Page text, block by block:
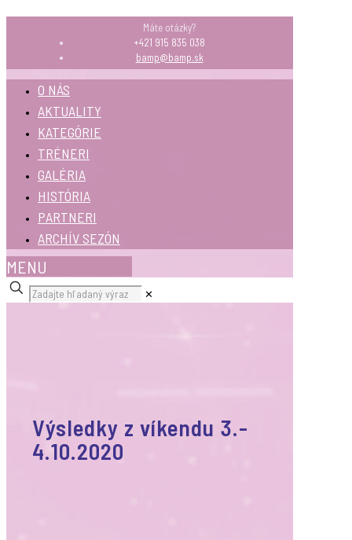
Máte otázky?
+421 915 835 038
bamp@bamp.sk
O NÁS
AKTUALITY
KATEGÓRIE
TRÉNERI
GALÉRIA
HISTÓRIA
PARTNERI
ARCHÍV SEZÓN
MENU
✕
Výsledky z víkendu 3.-
4.10.2020